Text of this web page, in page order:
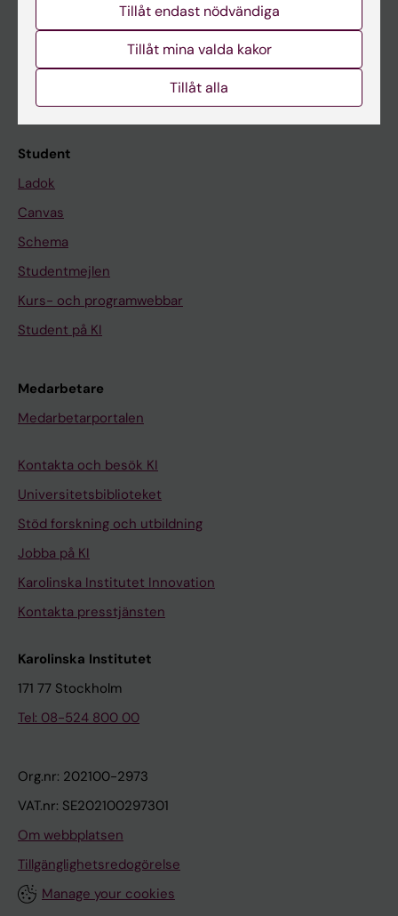
Nyheter
Kalender
Student
Ladok
Canvas
Schema
Studentmejlen
Kurs- och programwebbar
Student på KI
Medarbetare
Medarbetarportalen
Kontakta och besök KI
Universitetsbiblioteket
Stöd forskning och utbildning
Jobba på KI
Karolinska Institutet Innovation
Kontakta presstjänsten
Karolinska Institutet
171 77 Stockholm
Tel: 08-524 800 00
Org.nr: 202100-2973
VAT.nr: SE202100297301
Om webbplatsen
Tillgänglighetsredogörelse
Manage your cookies
Tillåt endast nödvändiga
Tillåt mina valda kakor
Tillåt alla